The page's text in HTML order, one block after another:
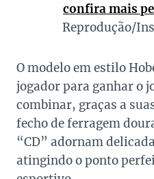
confira mais
Reprodução/
O modelo em estilo
jogador para ganhar o
combinar, graças a
fecho de ferragem
“CD” adornam
atingindo o ponto